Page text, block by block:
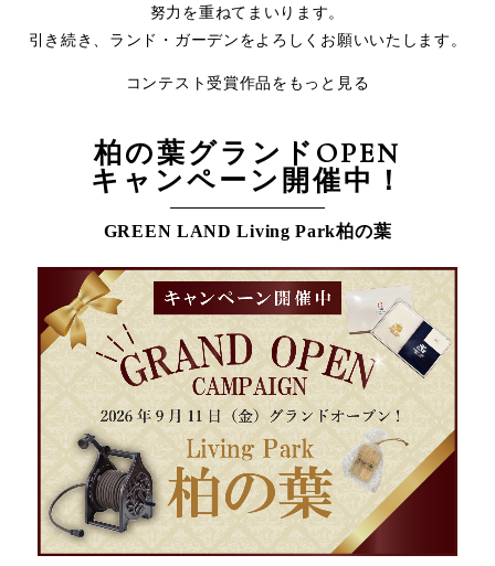
努力を重ねてまいります。
引き続き、ランド・ガーデンをよろしくお願いいたします。
コンテスト受賞作品をもっと見る
柏の葉グランドOPEN
キャンペーン開催中！
GREEN LAND Living Park柏の葉